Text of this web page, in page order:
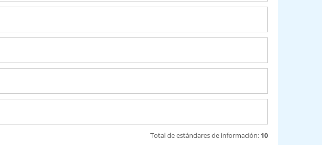
Total de estándares de información: 10